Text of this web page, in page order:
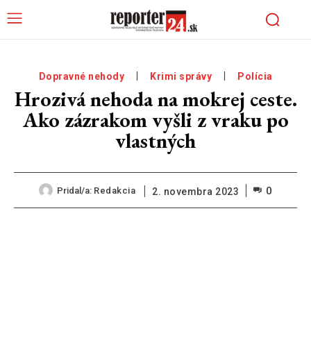
Dopravné nehody Krimi správy Polícia
Hrozivá nehoda na mokrej ceste.
Ako zázrakom vyšli z vraku po
vlastných
Pridal/a: Redakcia 2. novembra 2023 0